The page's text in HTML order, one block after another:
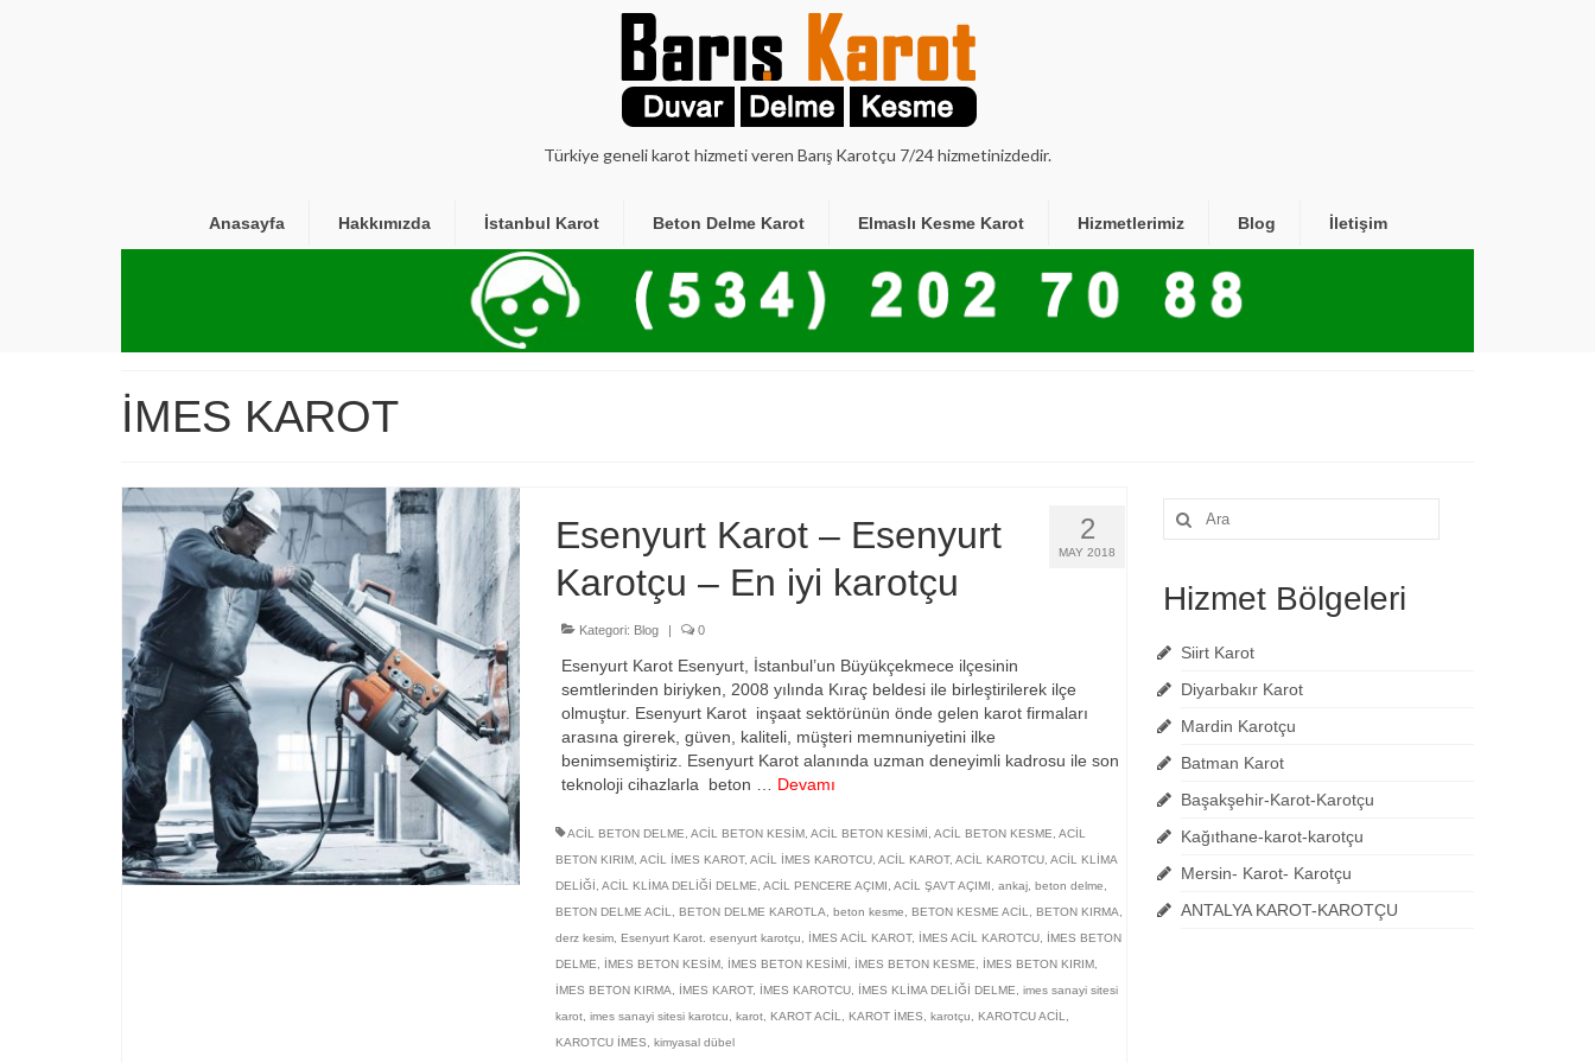
Türkiye geneli karot hizmeti veren Barış Karotçu 7/24 hizmetinizdedir.
Anasayfa Hakkımızda İstanbul Karot Beton Delme Karot Elmaslı Kesme Karot Hizmetlerimiz Blog İletişim
İMES KAROT
2
MAY 2018
Esenyurt Karot – Esenyurt
Karotçu – En iyi karotçu
Kategori: Blog | 0
Esenyurt Karot Esenyurt, İstanbul’un Büyükçekmece ilçesinin
semtlerinden biriyken, 2008 yılında Kıraç beldesi ile birleştirilerek ilçe
olmuştur. Esenyurt Karot inşaat sektörünün önde gelen karot firmaları
arasına girerek, güven, kaliteli, müşteri memnuniyetini ilke
benimsemiştiriz. Esenyurt Karot alanında uzman deneyimli kadrosu ile son
teknoloji cihazlarla beton … Devamı
ACİL BETON DELME ACİL BETON KESİM, ACİL BETON KESİMİ ACİL BETON KESME ACİL
BETON KIRIM, ACİL İMES KAROT, ACİL İMES KAROTCU, ACİL KAROT, ACİL KAROTCU, ACİL KLİMA
DELİĞİ ACİL KLİMA DELİĞİ DELME ACİL PENCERE AÇIMI ACİL ŞAVT AÇIMI ankaj, beton delme
BETON DELME ACİL
BETON DELME KAROTLA beton kesme BETON KESME ACİL BETON KIRMA
derz kesim, Esenyurt Karot. esenyurt karotçu İMES ACİL KAROT, İMES ACİL KAROTCU,
İMES BETON
DELME
İMES BETON KESİM, İMES BETON KESİMİ İMES BETON KESME İMES BETON KIRIM,
İMES BETON KIRMA
İMES KAROT, İMES KAROTCU, İMES KLİMA DELİĞİ DELME
imes sanayi sitesi
karot, imes sanayi sitesi karotcu karot, KAROT ACİL KAROT İMES karotçu KAROTCU ACİL
KAROTCU İMES
kimyasal dübel
Şunu
ara:
Hizmet Bölgeleri
Siirt Karot
Diyarbakır Karot
Mardin Karotçu
Batman Karot
Başakşehir-Karot-Karotçu
Kağıthane-karot-karotçu
Mersin- Karot- Karotçu
ANTALYA KAROT-KAROTÇU